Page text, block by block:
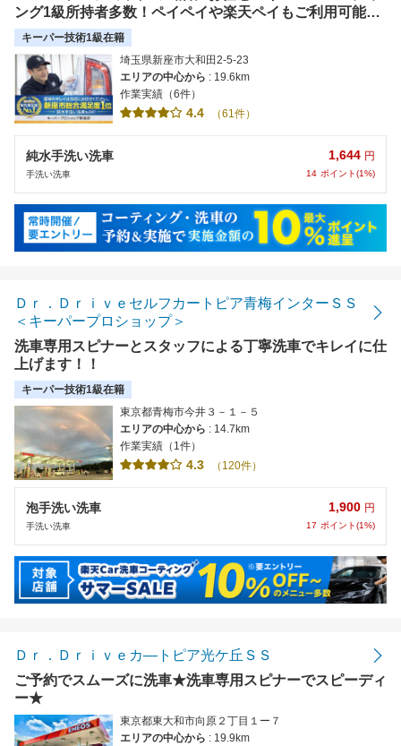
ング1級所持者多数！ペイペイや楽天ペイもご利用可能‼
クレジットカードもご利用いただけます。
キーパー技術1級在籍
埼玉県新座市大和田2-5-23
エリアの中心から : 19.6km
作業実績（6件）
4.4 （61件）
純水手洗い洗車
手洗い洗車
1,644 円
14 ポイント(1%)
Ｄｒ．Ｄｒｉｖｅセルフカートピア青梅インターＳＳ
＜キーパープロショップ＞
洗車専用スピナーとスタッフによる丁寧洗車でキレイに仕
上げます！！
キーパー技術1級在籍
東京都青梅市今井３－１－５
エリアの中心から : 14.7km
作業実績（1件）
4.3 （120件）
泡手洗い洗車
手洗い洗車
1,900 円
17 ポイント(1%)
Ｄｒ．Ｄｒｉｖｅカ―トピア光ケ丘ＳＳ
ご予約でスムーズに洗車★洗車専用スピナーでスピーディ
ー★
東京都東大和市向原２丁目１ー７
エリアの中心から : 19.9km